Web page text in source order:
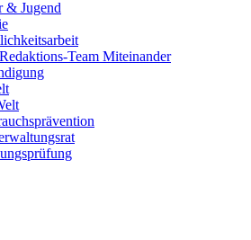
& Jugend
Redaktions-Team Miteinander